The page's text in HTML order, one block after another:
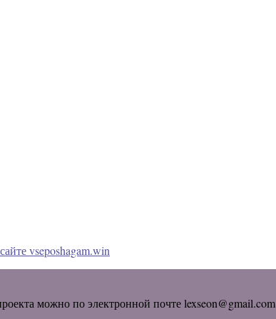
vseposhagam.win
можно по электронной почте lexseon@gmail.com